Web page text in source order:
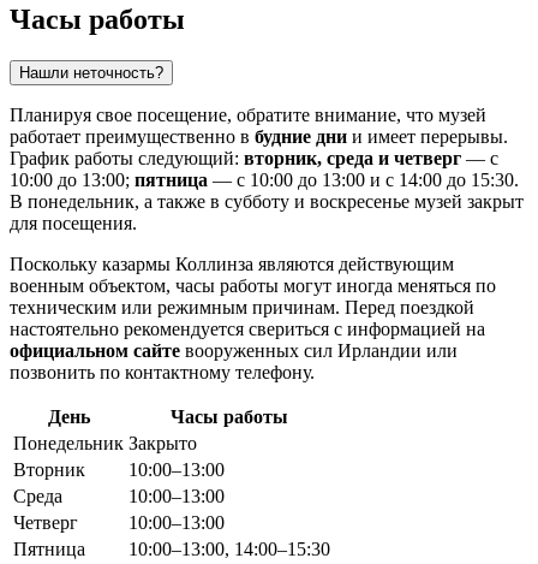
Часы работы
Нашли неточность?
Планируя свое посещение, обратите внимание, что музей
работает преимущественно в будние дни и имеет перерывы.
График работы следующий: вторник, среда и четверг — с
10:00 до 13:00; пятница — с 10:00 до 13:00 и с 14:00 до 15:30.
В понедельник, а также в субботу и воскресенье музей закрыт
для посещения.
Поскольку казармы Коллинза являются действующим
военным объектом, часы работы могут иногда меняться по
техническим или режимным причинам. Перед поездкой
настоятельно рекомендуется свериться с информацией на
официальном сайте вооруженных сил Ирландии или
позвонить по контактному телефону.
День
Часы работы
Понедельник Закрыто
Вторник
10:00–13:00
Среда
10:00–13:00
Четверг
10:00–13:00
Пятница
10:00–13:00, 14:00–15:30